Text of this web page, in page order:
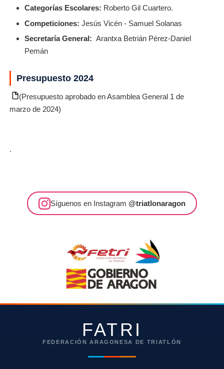
Categorías Escolares: Roberto Gil Cuartero.
Competiciones: Jesús Vicén - Samuel Solanas
Secretaría General: Arantxa Betrián Pérez-Daniel
Pemán
Presupuesto 2024
(Presupuesto aprobado en Asamblea General 1 de
marzo de 2024)
.
Síguenos en Instagram @triatlonaragon
FATRI
FEDERACIÓN ARAGONESA DE TRIATLÓN